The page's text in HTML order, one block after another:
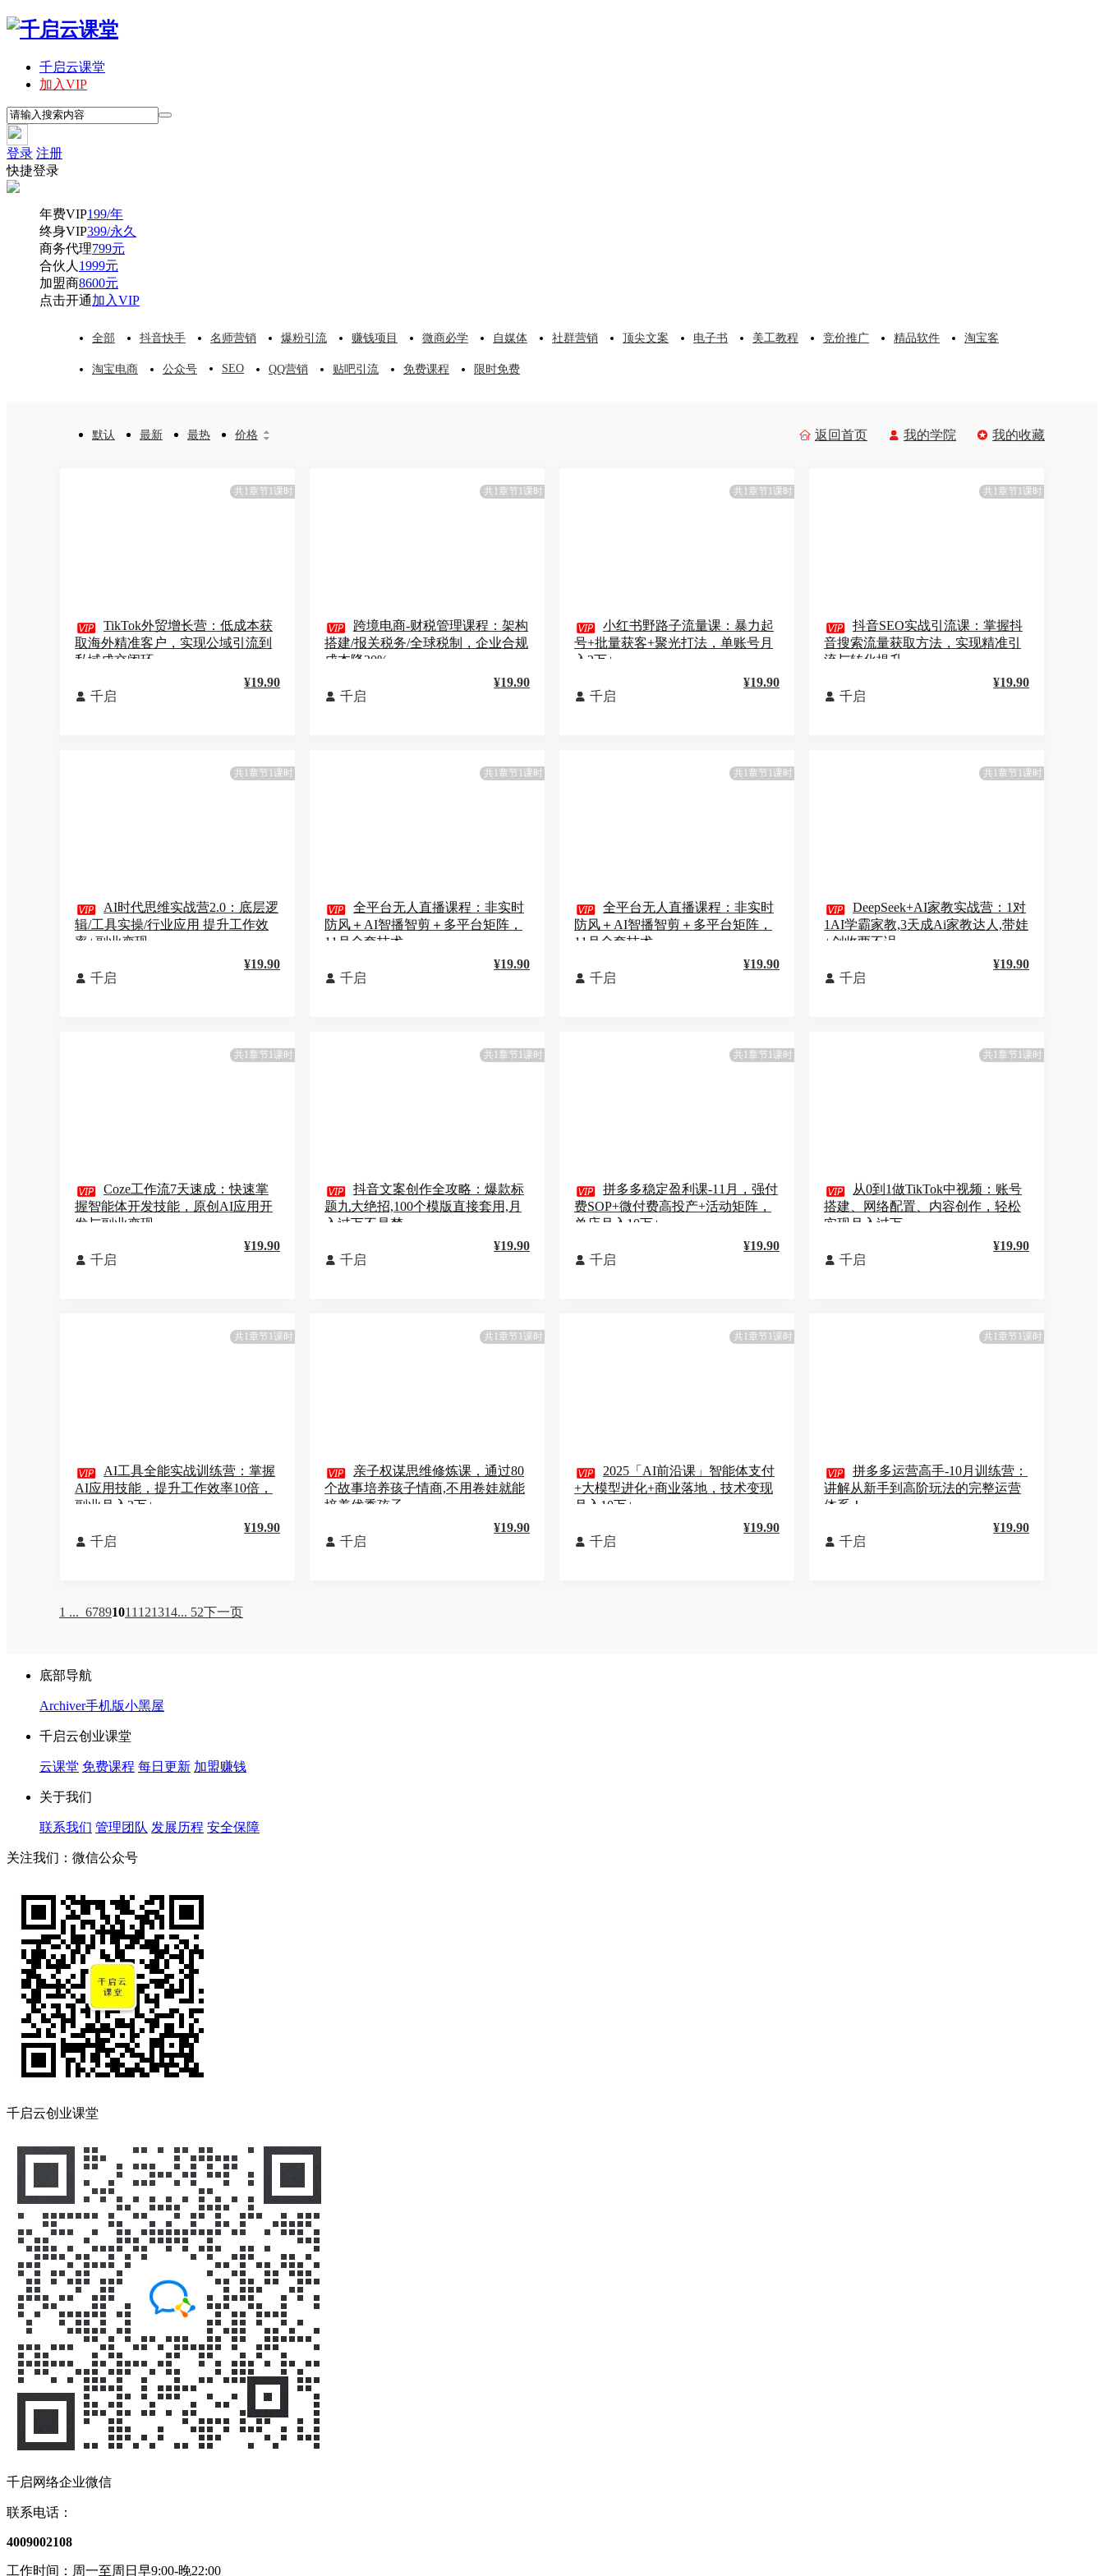
千启云课堂
加入VIP
登录 注册
快捷登录
年费VIP199/年
终身VIP399/永久
商务代理799元
合伙人 1999元
加盟商8600元
点击开通加入VIP
全部 抖音快手 名师营销 爆粉引流 赚钱项目 微商必学 自媒体 社群营销 顶尖文案 电子书 美工教程 竞价推广 精品软件 淘宝客
淘宝电商 公众号 SEO QQ营销 贴吧引流 免费课程 限时免费
 返回首页  我的学院  我的收藏
默认 最新 最热 价格 

共1章节1课时
 TikTok外贸增长营：低成本获
取海外精准客户，实现公域引流到
私域成交闭环
 千启
¥19.90
共1章节1课时
 跨境电商-财税管理课程：架构
搭建/报关税务/全球税制，企业合规
成本降30%
 千启
¥19.90
共1章节1课时
 小红书野路子流量课：暴力起
号+批量获客+聚光打法，单账号月
入3万+
 千启
¥19.90
共1章节1课时
 抖音SEO实战引流课：掌握抖
音搜索流量获取方法，实现精准引
流与转化提升
 千启
¥19.90
共1章节1课时
 AI时代思维实战营2.0：底层逻
辑/工具实操/行业应用 提升工作效
率+副业变现
 千启
¥19.90
共1章节1课时
 全平台无人直播课程：非实时
防风＋AI智播智剪＋多平台矩阵，
11月全套技术
 千启
¥19.90
共1章节1课时
 全平台无人直播课程：非实时
防风＋AI智播智剪＋多平台矩阵，
11月全套技术
 千启
¥19.90
共1章节1课时
 DeepSeek+AI家教实战营：1对
1AI学霸家教,3天成Ai家教达人,带娃
+创收两不误
 千启
¥19.90
共1章节1课时
 Coze工作流7天速成：快速掌
握智能体开发技能，原创AI应用开
发与副业变现
 千启
¥19.90
共1章节1课时
 抖音文案创作全攻略：爆款标
题九大绝招,100个模版直接套用,月
入过万不是梦
 千启
¥19.90
共1章节1课时
 拼多多稳定盈利课-11月，强付
费SOP+微付费高投产+活动矩阵，
单店月入10万+
 千启
¥19.90
共1章节1课时

从0到1做TikTok中视频：账号
搭建、网络配置、内容创作，轻松
实现月入过万
 千启
¥19.90
共1章节1课时
 AI工具全能实战训练营：掌握
AI应用技能，提升工作效率10倍，
副业月入3万+
 千启
¥19.90
共1章节1课时
 亲子权谋思维修炼课，通过80
个故事培养孩子情商,不用卷娃就能
培养优秀孩子
 千启
¥19.90
共1章节1课时
 2025「AI前沿课」智能体支付
+大模型进化+商业落地，技术变现
月入10万+
 千启
¥19.90
共1章节1课时
 拼多多运营高手-10月训练营：
讲解从新手到高阶玩法的完整运营
体系！
 千启
¥19.90
1 ... 67891011 121314... 52下一页
底部导航
Archiver手机版小黑屋
千启云创业课堂
云课堂 免费课程 每日更新 加盟赚钱
关于我们
联系我们 管理团队 发展历程 安全保障
关注我们：微信公众号
千启云创业课堂
千启网络企业微信
联系电话：
4009002108
工作时间：周一至周日早9:00-晚22:00